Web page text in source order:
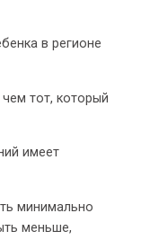
в регионе
тот, который
имеет
минимально
меньше,